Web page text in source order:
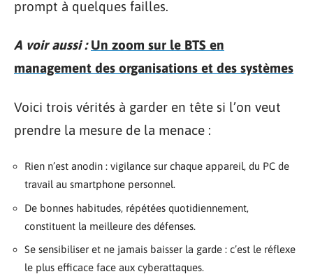
prompt à quelques failles.
A voir aussi : Un zoom sur le BTS en
management des organisations et des systèmes
Voici trois vérités à garder en tête si l’on veut
prendre la mesure de la menace :
Rien n’est anodin : vigilance sur chaque appareil, du PC de
travail au smartphone personnel.
De bonnes habitudes, répétées quotidiennement,
constituent la meilleure des défenses.
Se sensibiliser et ne jamais baisser la garde : c’est le réflexe
le plus efficace face aux cyberattaques.